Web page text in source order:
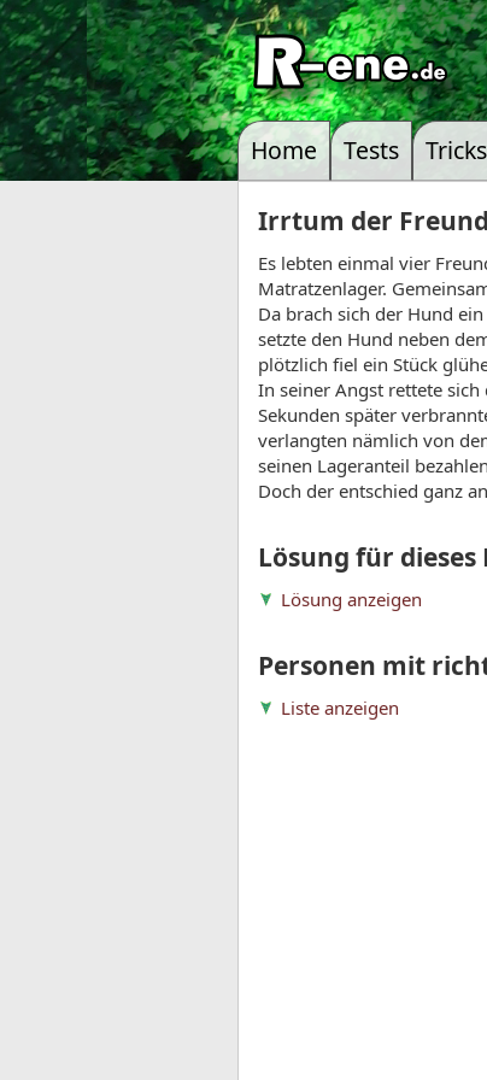
Home Tests Tricks
Irrtum der
Es lebten einmal vier
Matratzenlager.
Da brach sich der Hund
setzte den Hund neben
plötzlich fiel ein Stück
In seiner Angst rettete
Sekunden später
verlangten nämlich von
seinen Lageranteil
Doch der entschied ganz
Lösung für dieses
Lösung anzeigen
Personen mit
Liste anzeigen